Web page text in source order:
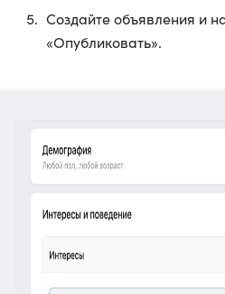
Создайте объявления и
«Опубликовать».